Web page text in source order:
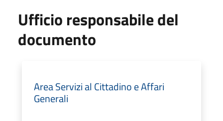
Ufficio responsabile del
documento
Area Servizi al Cittadino e Affari
Generali